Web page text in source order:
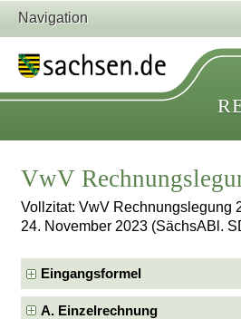
Navigation
VwV
Vollzitat: VwV Rechnungslegung
24. November 2023 (SächsABl.
Eingangsformel
A. Einzelrechnung